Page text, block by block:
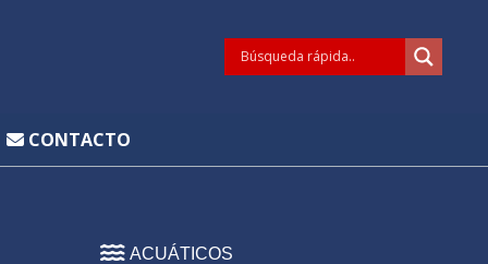
CONTACTO
ACUÁTICOS